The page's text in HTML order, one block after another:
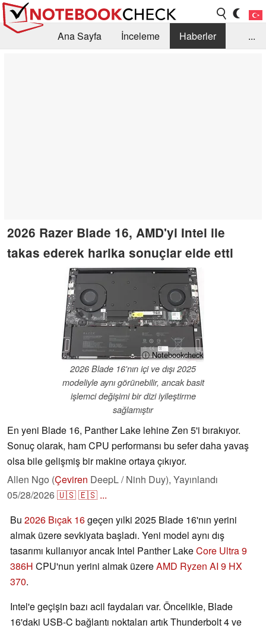
Ana Sayfa İnceleme
Haberler
...
2026 Razer Blade 16, AMD'yi Intel ile
takas ederek harika sonuçlar elde etti
ⓘ Notebookcheck
2026 Blade 16'nın içi ve dışı 2025
modeliyle aynı görünebilir, ancak basit
işlemci değişimi bir dizi iyileştirme
sağlamıştır
En yeni Blade 16, Panther Lake lehine Zen 5'i bırakıyor.
Sonuç olarak, ham CPU performansı bu sefer daha yavaş
olsa bile gelişmiş bir makine ortaya çıkıyor.
Allen Ngo (Çeviren DeepL / Ninh Duy), Yayınlandı
05/28/2026🇺🇸🇪🇸 ...
Bu 2026 Bıçak 16geçen yılki 2025 Blade 16'nın yerini
almak üzere sevkiyata başladı. Yeni model aynı dış
tasarımı kullanıyor ancak Intel Panther LakeCore Ultra 9
386H CPU'nun yerini almak üzereAMD Ryzen AI 9 HX
370.
Intel'e geçişin bazı acil faydaları var. Öncelikle, Blade
16'daki USB-C bağlantı noktaları artık Thunderbolt 4 ve